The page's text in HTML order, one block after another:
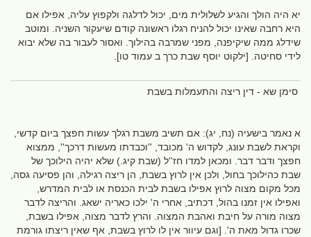
יא היה הולך והגיע לשלולית מים, יכול לדלגה ולקפוץ עליה, אפילו אם
היא רחבה שאינו יכול להניח רגלו ראשונה קודם שיעקור השניה. ומוטב
שידלג ממה שיקיפנה, מפני שמרבה בהילוך. ואסור לעבור בה שלא יבוא
לידי סחיטה. [ילקוט יוסף שבת כרך ב עמוד טו].
סימן שא - דין ריצה והתעמלות בשבת
א נאמר בישעיה (נח, יג): אם תשיב משבת רגלך עשות חפצך ביום קדשי,
וקראת לשבת עונג, לקדוש ה' מכובד, ''וכבדתו מעשות דרכך'', ממצוא
חפצך ודבר דבר. ומכאן למדו חז''ל (שבת קיג.) שלא יהיה הילוכך של
שבת כהילוכך בחול, ולכן אין לרוץ בשבת, הן ריצה רגילה, והן פסיעה גסה,
מכל מקום מצוה לרוץ אפילו בשבת לבית הכנסת או לבית המדרש,
ואפילו אין זמנו בהול, דכתיב, אחרי ה' ילכו כאריה ישאג. והריצה לדבר
מצוה מורה על חיבת ואהבת המצוה. והרץ לדבר מצוה, אפילו בשבת,
שכרו גדול מאת ה'. [וגם עיוור אין לו לרוץ בשבת, אף שאין ריצתו גורמת